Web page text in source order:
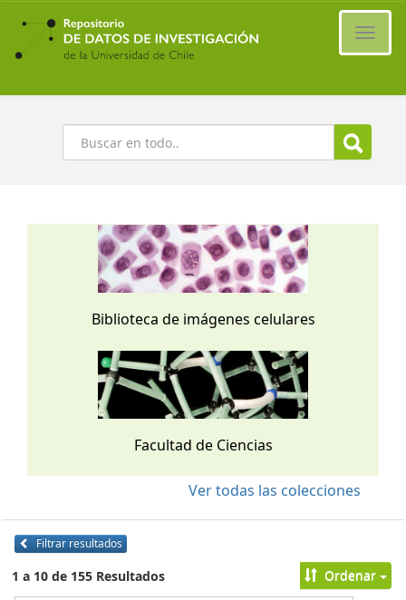
Ir
contenido
principal
Buscar
Biblioteca de imágenes celulares
Facultad de Ciencias
Ver todas las colecciones
Filtrar resultados
1 a 10 de 155 Resultados Ordenar